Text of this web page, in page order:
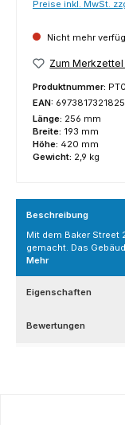
Preise inkl. MwSt.
Nicht mehr
Zum
Produktnummer:
EAN: 6973817321825
Länge: 256 mm
Breite: 193 mm
Höhe: 420 mm
Gewicht: 2,9 kg
Beschreibung
Mit dem Baker Street
gemacht. Das
Mehr
Eigenschaften
Bewertungen